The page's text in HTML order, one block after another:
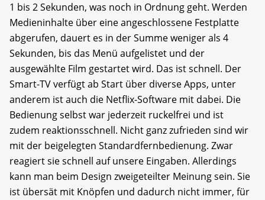
1 bis 2 Sekunden, was noch in Ordnung geht. Werden
Medieninhalte über eine angeschlossene Festplatte
abgerufen, dauert es in der Summe weniger als 4
Sekunden, bis das Menü aufgelistet und der
ausgewählte Film gestartet wird. Das ist schnell. Der
Smart-TV verfügt ab Start über diverse Apps, unter
anderem ist auch die Netflix-Software mit dabei. Die
Bedienung selbst war jederzeit ruckelfrei und ist
zudem reaktionsschnell. Nicht ganz zufrieden sind wir
mit der beigelegten Standardfernbedienung. Zwar
reagiert sie schnell auf unsere Eingaben. Allerdings
kann man beim Design zweigeteilter Meinung sein. Sie
ist übersät mit Knöpfen und dadurch nicht immer, für